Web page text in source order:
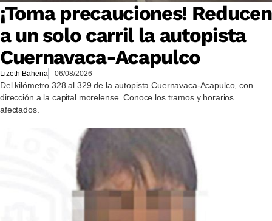
¡Toma precauciones! Reducen
a un solo carril la autopista
Cuernavaca-Acapulco
Lizeth Bahena 06/08/2026
Del kilómetro 328 al 329 de la autopista Cuernavaca-Acapulco, con
dirección a la capital morelense. Conoce los tramos y horarios
afectados.